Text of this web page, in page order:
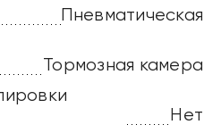
Пневматическая
Тормозная камера
Нет